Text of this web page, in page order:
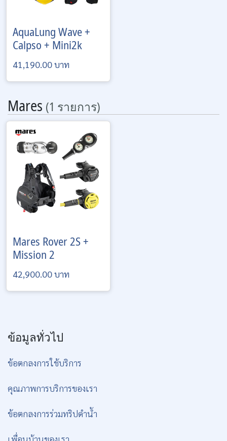
AquaLungWave +
Calpso + Mini2k
41,190.00 บาท
Mares (1 รายการ)
Mares Rover 2S +
Mission 2
42,900.00 บาท
ข้อมูลทั่วไป
ข้อตกลงการใช้บริการ
คุณภาพการบริการของเรา
ข้อตกลงการร่วมทริปดำน้ำ